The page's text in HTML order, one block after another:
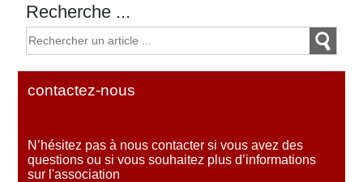
Recherche ...
contactez-nous
N’hésitez pas à nous contacter si vous avez des
questions ou si vous souhaitez plus d’informations
sur l'association